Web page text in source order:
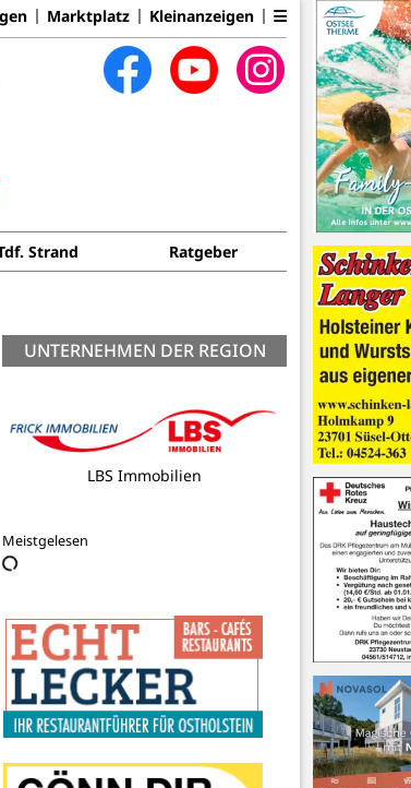
Marktplatz Kleinanzeigen
Strand Ratgeber
UNTERNEHMEN DER REGION
Nils Knust
Meistgelesen